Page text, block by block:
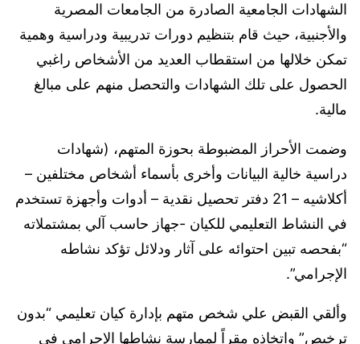
الشهادات الجامعية الصادرة من الجامعات المصرية
والأجنبية، حيث قام بتنظيم دورات تدريبية ودراسية وهمية
تمكن خلالها من استقطاب العديد من الأشخاص راغبي
الحصول على تلك الشهادات والتحصل منهم على مبالغ
مالية.
وضمت الأحراز المضبوطة بحوزة المتهم، (شهادات
دراسية خالية البيانات وأخرى بأسماء أشخاص مختلفين –
أكلاشيه – 21 دفتر تحصيل نقدية – أدوات وأجهزة تستخدم
في النشاط التعليمي للكيان -جهاز حاسب آلي بمشتملاته
“بفحصه تبين احتوائه على آثار ودلائل تؤكد نشاطه
الإجرامي”.
وألقي القبض علي شخص متهم بإدارة كيان تعليمي “بدون
ترخيص” واتخاذه مقراً لممارسة نشاطها الإجرامي في